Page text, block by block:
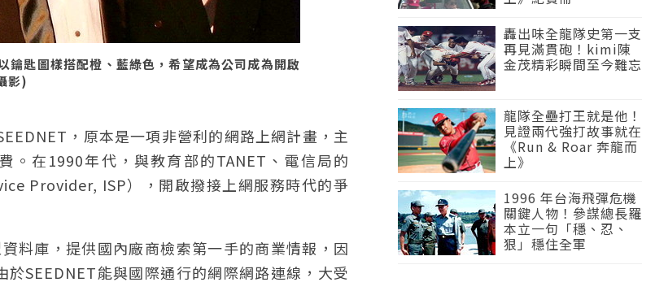
匙圖樣搭配橙、藍綠色，希望成為公司成為開啟
影)
，原本是一項非營利的網路上網計畫，主
。在1990年代，與教育部的TANET、電信局的
Provider, ISP），開啟撥接上網服務時代的爭
料庫，提供國內廠商檢索第一手的商業情報，因
SEEDNET能與國際通行的網際網路連線，大受
轟出味全龍隊史第一支
再見滿貫砲！kimi陳
金茂精彩瞬間至今難忘
龍隊全壘打王就是他！
見證兩代強打故事就在
《Run & Roar 奔龍而
上》
1996 年台海飛彈危機
關鍵人物！參謀總長羅
本立一句「穩、忍、
狠」穩住全軍